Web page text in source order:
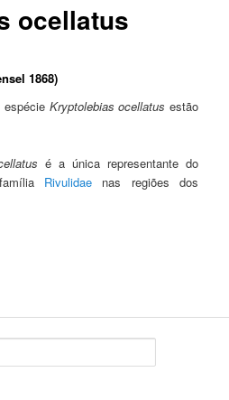
ocellatus
1868)
Kryptolebias ocellatus estão
é a única representante do
Rivulidae nas regiões dos